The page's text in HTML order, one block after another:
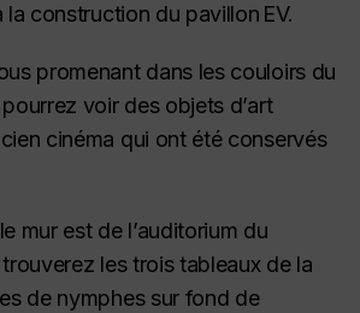
construction du pavillon EV.
promenant dans les couloirs du
voir des objets d’art
cinéma qui ont été conservés
mur est de l’auditorium du
les trois tableaux de la
de nymphes sur fond de